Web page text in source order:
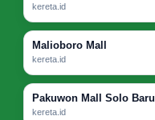
kereta.id
Malioboro Mall
kereta.id
Pakuwon Mall Solo Baru
kereta.id